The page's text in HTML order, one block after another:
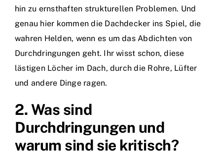
hin zu ernsthaften strukturellen Problemen. Und
genau hier kommen die Dachdecker ins Spiel, die
wahren Helden, wenn es um das Abdichten von
Durchdringungen geht. Ihr wisst schon, diese
lästigen Löcher im Dach, durch die Rohre, Lüfter
und andere Dinge ragen.
2. Was sind
Durchdringungen und
warum sind sie kritisch?